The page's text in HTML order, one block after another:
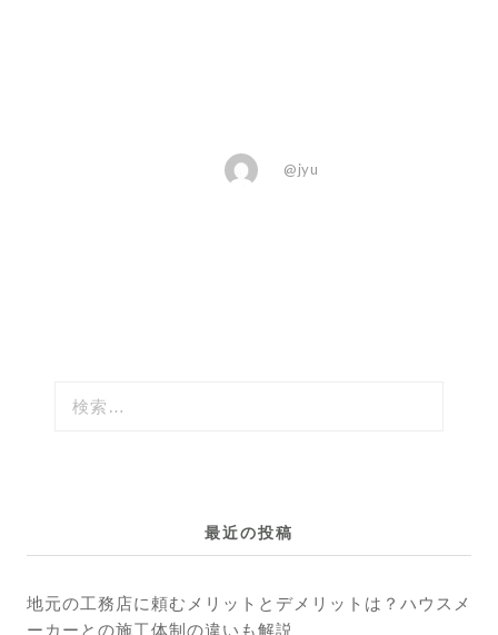
@jyu
最近の投稿
地元の工務店に頼むメリットとデメリットは？ハウスメ
ーカーとの施工体制の違いも解説